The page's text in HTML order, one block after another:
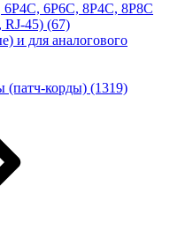
6P6C, 8P4C, 8P8C
RJ-45) (67)
и для аналогового
(патч-корды) (1319)